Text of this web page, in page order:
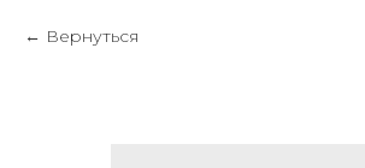
Вернуться